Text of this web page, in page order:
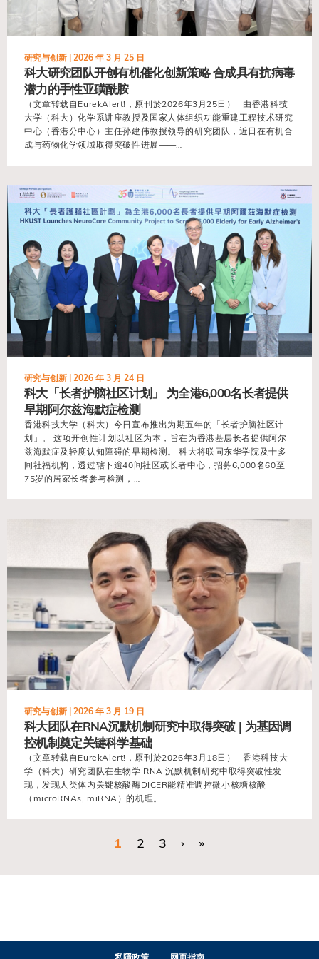
研究与创新 | 2026 年 3 月 25 日
科大研究团队开创有机催化创新策略 合成具有抗病毒
潜力的手性亚磺酰胺
（文章转载自EurekAlert!，原刊於2026年3月25日） 由香港科技
大学（科大）化学系讲座教授及国家人体组织功能重建工程技术研究
中心（香港分中心）主任孙建伟教授领导的研究团队，近日在有机合
成与药物化学领域取得突破性进展——…
研究与创新 | 2026 年 3 月 24 日
科大「长者护脑社区计划」 为全港6,000名长者提供
早期阿尔兹海默症检测
香港科技大学（科大）今日宣布推出为期五年的「长者护脑社区计
划」。 这项开创性计划以社区为本，旨在为香港基层长者提供阿尔
兹海默症及轻度认知障碍的早期检测。 科大将联同东华学院及十多
间社福机构，透过辖下逾40间社区或长者中心，招募6,000名60至
75岁的居家长者参与检测，…
view
研究与创新 | 2026 年 3 月 19 日
科大团队在RNA沉默机制研究中取得突破 | 为基因调
控机制奠定关键科学基础
（文章转载自EurekAlert!，原刊於2026年3月18日） 香港科技大
学（科大）研究团队在生物学 RNA 沉默机制研究中取得突破性发
现，发现人类体内关键核酸酶DICER能精准调控微小核糖核酸
（microRNAs, miRNA）的机理。…
当前页
1 页面
2 页面
3 下一页
› 末页
»